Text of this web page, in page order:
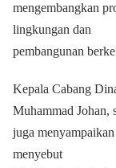
mengembangkan
lingkungan dan
pembangunan
Kepala Cabang
Muhammad Johan,
juga
menyebut